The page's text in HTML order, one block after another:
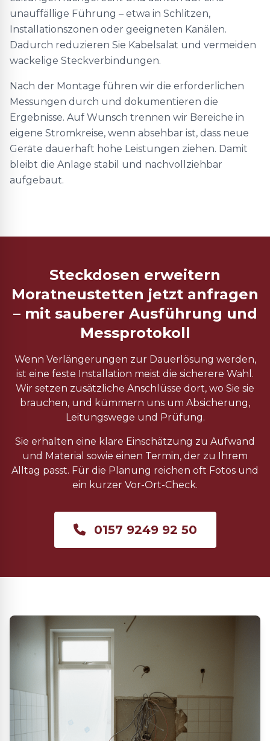
unauffällige Führung – etwa in Schlitzen,
Installationszonen oder geeigneten Kanälen.
Dadurch reduzieren Sie Kabelsalat und vermeiden
wackelige Steckverbindungen.
Nach der Montage führen wir die erforderlichen
Messungen durch und dokumentieren die
Ergebnisse. Auf Wunsch trennen wir Bereiche in
eigene Stromkreise, wenn absehbar ist, dass neue
Geräte dauerhaft hohe Leistungen ziehen. Damit
bleibt die Anlage stabil und nachvollziehbar
aufgebaut.
Steckdosen erweitern
Moratneustetten jetzt anfragen
– mit sauberer Ausführung und
Messprotokoll
Wenn Verlängerungen zur Dauerlösung werden,
ist eine feste Installation meist die sicherere Wahl.
Wir setzen zusätzliche Anschlüsse dort, wo Sie sie
brauchen, und kümmern uns um Absicherung,
Leitungswege und Prüfung.
Sie erhalten eine klare Einschätzung zu Aufwand
und Material sowie einen Termin, der zu Ihrem
Alltag passt. Für die Planung reichen oft Fotos und
ein kurzer Vor-Ort-Check.
0157 9249 92 50